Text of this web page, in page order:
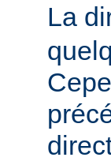
La